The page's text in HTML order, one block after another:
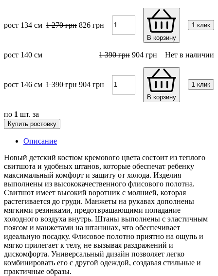
рост 134 см 1 270грн 826 грн
В корзину
1 клик
рост 140 см 1 390грн 904 грн Нет в наличии
рост 146 см 1 390грн 904 грн
В корзину
1 клик
по 1 шт. за
Купить ростовку
Описание
Новый детский костюм кремового цвета состоит из теплого
свитшота и удобных штанов, которые обеспечат ребенку
максимальный комфорт и защиту от холода. Изделия
выполнены из высококачественного флисового полотна.
Свитшот имеет высокий воротник с молнией, которая
растегивается до груди. Манжеты на рукавах дополнены
мягкими резинками, предотвращающими попадание
холодного воздуха внутрь. Штаны выполнены с эластичным
поясом и манжетами на штанинах, что обеспечивает
идеальную посадку. Флисовое полотно приятно на ощупь и
мягко прилегает к телу, не вызывая раздражений и
дискомфорта. Универсальный дизайн позволяет легко
комбинировать его с другой одеждой, создавая стильные и
практичные образы.